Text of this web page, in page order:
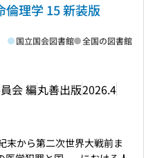
倫理学 15 新装版
会 編丸善出版2026.4
国立国会図書館 全国の図書館
から第二次世界大戦前ま